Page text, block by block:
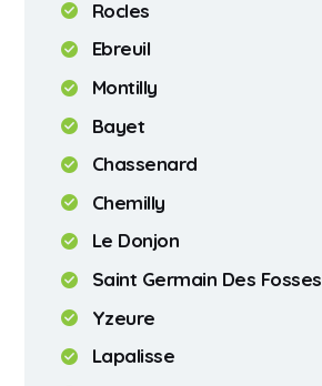
Rocles
Ebreuil
Montilly
Bayet
Chassenard
Chemilly
Le Donjon
Saint Germain Des Fosses
Yzeure
Lapalisse